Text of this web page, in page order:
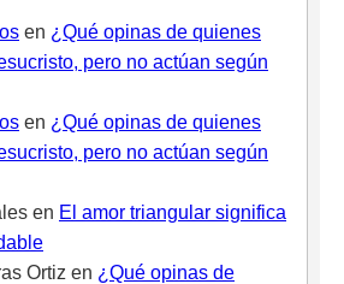
en ¿Qué opinas de quienes
pero no actúan según
en ¿Qué opinas de quienes
pero no actúan según
en El amor triangular significa
Ortiz en ¿Qué opinas de